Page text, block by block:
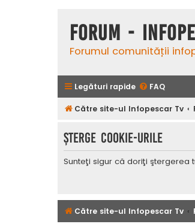
Forum -
Forumul comunității
Legături rapide FAQ
Către site-ul Infopescar Tv
Şterge cookie-urile
Sunteţi sigur că doriţi
Către site-ul Infopescar Tv